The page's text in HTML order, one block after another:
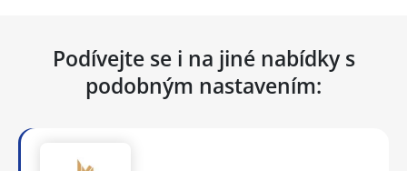
Podívejte se i na jiné nabídky s
podobným nastavením: